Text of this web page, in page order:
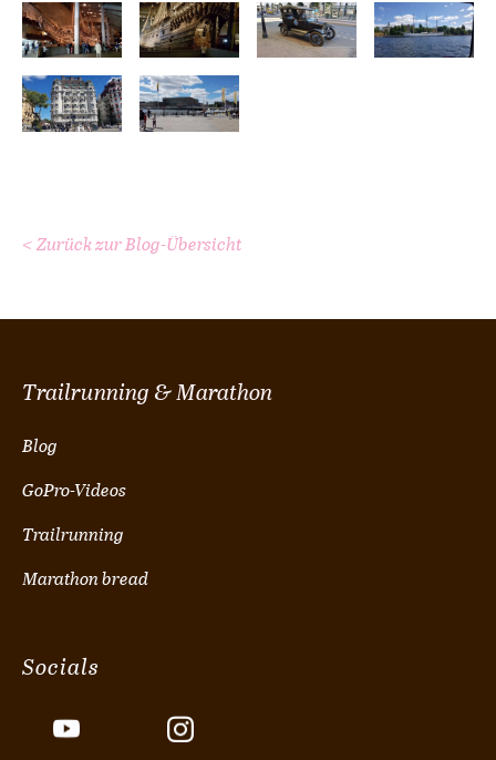
< Zurück zur Blog-Übersicht
Trailrunning & Marathon
Blog
GoPro-Videos
Trailrunning
Marathon bread
Socials